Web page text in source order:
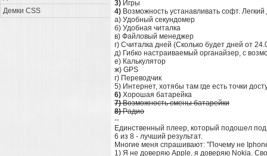
Демки CSS
3) Игры
4) Возможность устанавливать софт.
а) Удобный секундомер
б) Удобная читалка
в) Файловый менеджер
г) Считалка дней (Сколько будет дней от
д) Гибко настраиваемый органайзер, с
е) Калькулятор
ж) GPS
г) Переводчик
5) Интернет, хотябы там где есть точки
6) Хорошая батарейка
7)Возможность смены батарейки
8)Радио
--
Единственный плеер, который подошел
6 из 8 - лучший результат.
Многие меня спрашивают: "Почему не
1) Я не доверяю Apple, я доверяю Nokia.